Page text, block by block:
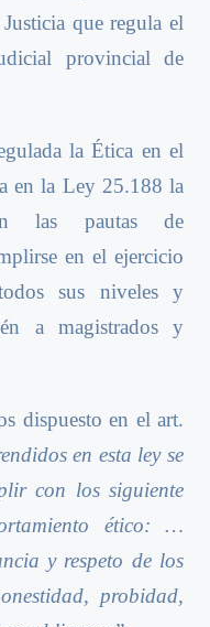
que regula el
provincial de
la Ética en el
en la Ley 25.188 la
las pautas de
en el ejercicio
sus niveles y
a magistrados y
dispuesto en el art.
en esta ley se
con los siguiente
ético: …
y respeto de los
probidad,